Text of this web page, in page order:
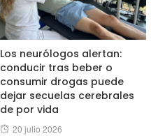
Los neurólogos alertan:
conducir tras beber o
consumir drogas puede
dejar secuelas cerebrales
de por vida
Posted
20 julio 2026